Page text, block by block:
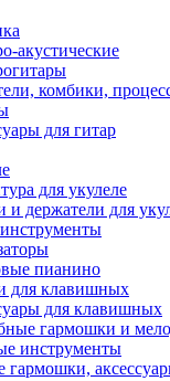
акустические
комбики,
для гитар
для укулеле
и держатели для
пианино
для клавишных
для клавишных
гармошки и
инструменты
гармошки,